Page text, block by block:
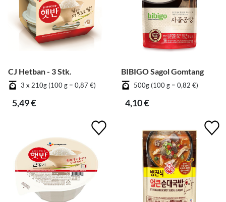
CJ Hetban - 3 Stk.
3 x 210g (100 g = 0,87 €)
5,49 €
BIBIGO Sagol Gomtang
500g (100 g = 0,82 €)
4,10 €